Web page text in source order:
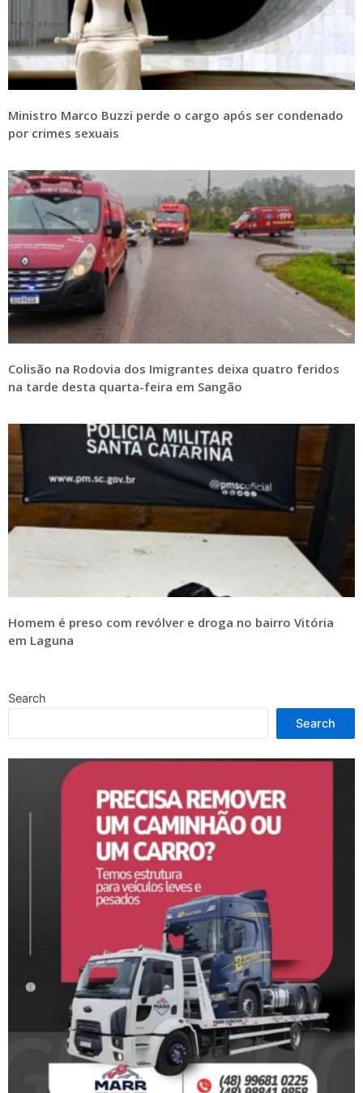
Ministro Marco Buzzi perde o cargo após ser condenado
por crimes sexuais
Colisão na Rodovia dos Imigrantes deixa quatro feridos
na tarde desta quarta-feira em Sangão
Homem é preso com revólver e droga no bairro Vitória
em Laguna
Search
Search